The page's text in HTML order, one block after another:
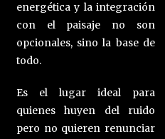
energética y la integración
con el paisaje no son
opcionales, sino la base de
todo.
Es el lugar ideal para
quienes huyen del ruido
pero no quieren renunciar